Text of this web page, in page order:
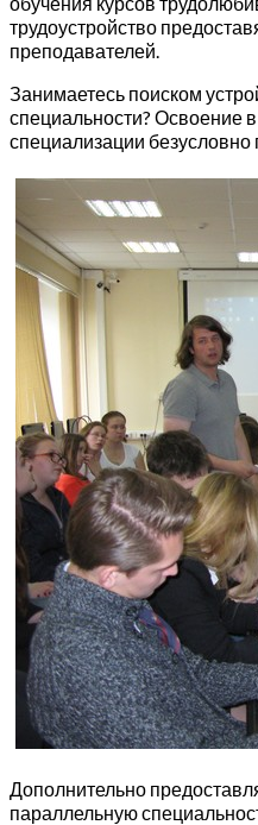
трудоустройство
преподавателей.
Занимаетесь поиском
специальности? Освоение
специализации безусловно
Дополнительно
параллельную